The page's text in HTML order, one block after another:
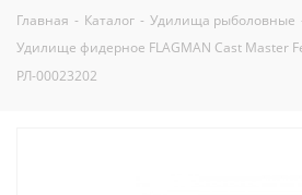
Главная - Каталог - Удилища рыболовные
Удилище фидерное FLAGMAN Cast Master
РЛ-00023202